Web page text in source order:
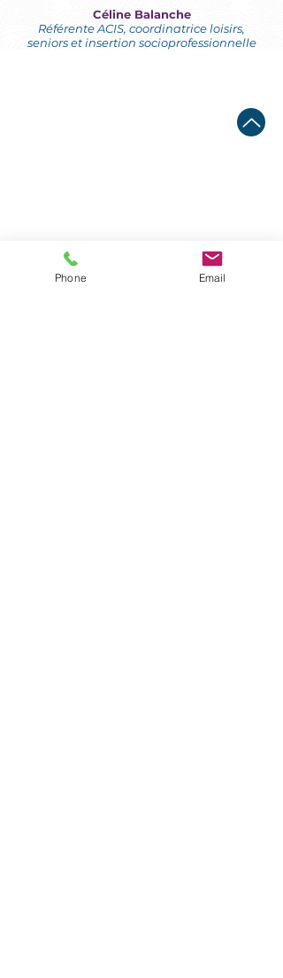
Céline Balanche
Référente ACIS, coordinatrice loisirs,
seniors et insertion socioprofessionnelle
Phone Email